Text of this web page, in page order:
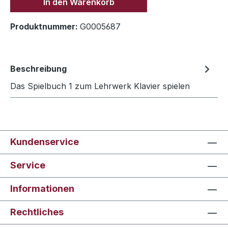
In den Warenkorb
Produktnummer: G0005687
Beschreibung
Das Spielbuch 1 zum Lehrwerk Klavier spielen
Kundenservice
Service
Informationen
Rechtliches